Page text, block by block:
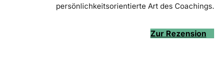
persönlichkeitsorientierte Art des Coachings.
Zur Rezension